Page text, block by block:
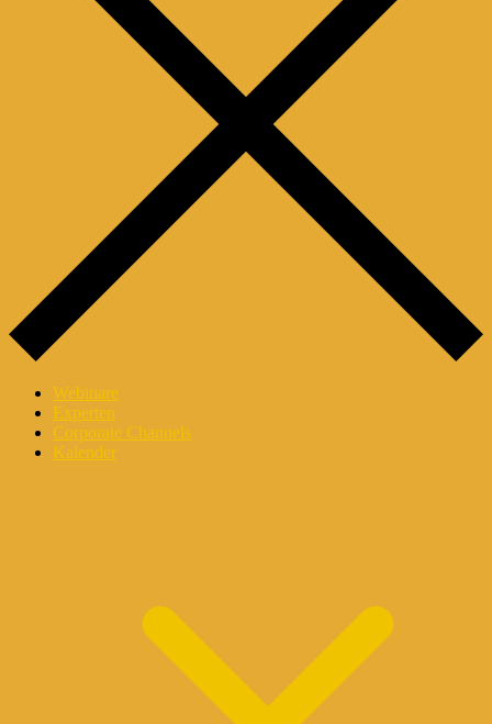
Webinare
Experten
Corporate Channels
Kalender